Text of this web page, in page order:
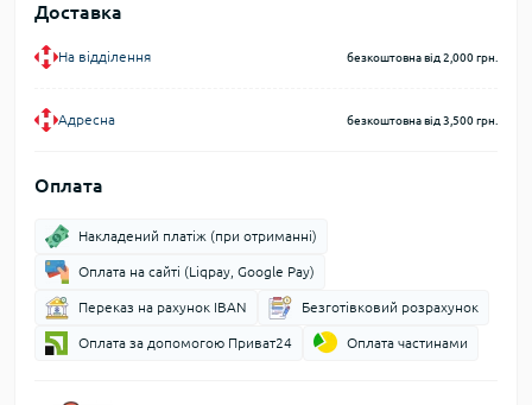
Доставка
На відділення безкоштовна від 2,000 грн.
Адресна безкоштовна від 3,500 грн.
Оплата
Накладений платіж (при отриманні)
Оплата на сайті (Liqpay, Google Pay)
Переказ на рахунок IBAN Безготівковий розрахунок
Оплата за допомогою Приват24 Оплата частинами